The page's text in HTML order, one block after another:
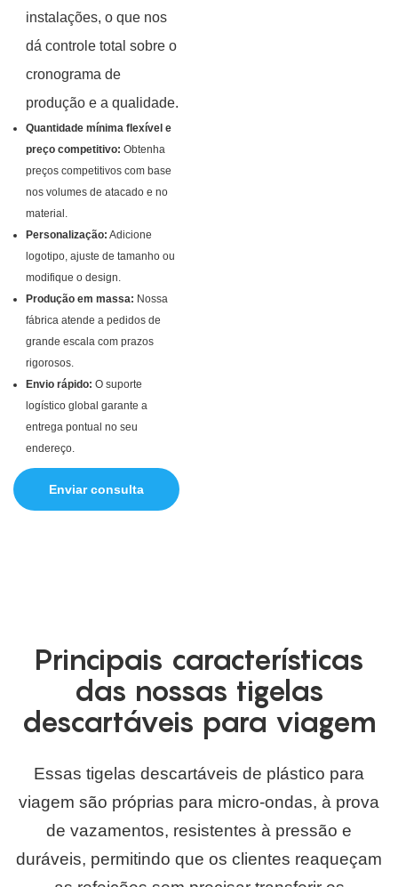
instalações, o que nos
dá controle total sobre o
cronograma de
produção e a qualidade.
Quantidade mínima flexível e
preço competitivo: Obtenha
preços competitivos com base
nos volumes de atacado e no
material.
Personalização: Adicione
logotipo, ajuste de tamanho ou
modifique o design.
Produção em massa: Nossa
fábrica atende a pedidos de
grande escala com prazos
rigorosos.
Envio rápido: O suporte
logístico global garante a
entrega pontual no seu
endereço.
Enviar consulta
Principais características
das nossas tigelas
descartáveis ​​para viagem
Essas tigelas descartáveis ​​de plástico para
viagem são próprias para micro-ondas, à prova
de vazamentos, resistentes à pressão e
duráveis, permitindo que os clientes reaqueçam